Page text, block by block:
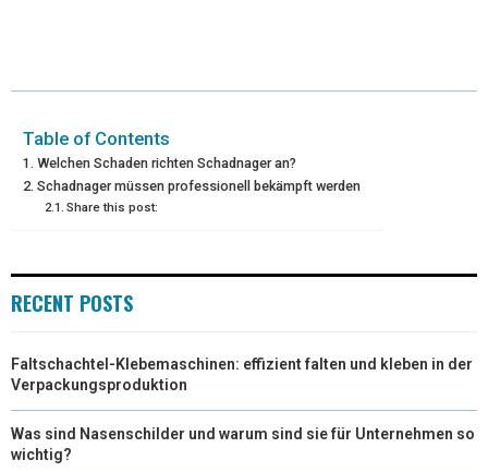
W
T
T
E
O
T
R
K I
Table of Contents
Welchen Schaden richten Schadnager an?
Schadnager müssen professionell bekämpft werden
Share this post:
RECENT POSTS
Faltschachtel-Klebemaschinen: effizient falten und kleben in der
Verpackungsproduktion
Was sind Nasenschilder und warum sind sie für Unternehmen so
wichtig?